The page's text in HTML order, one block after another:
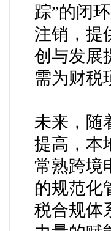
踪”的闭
注销，提
创与发展
需为财税
未来，随
提高，本
常熟跨境
的规范化
税合规体